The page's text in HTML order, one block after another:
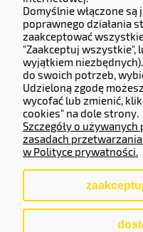
Adres do zwrotów i
Częstochowska 77, 62-800
Operator Płatności
Domyślnie włączone
poprawnego działania
zaakceptować
"Zaakceptuj wszystkie",
wyjątkiem
do swoich potrzeb,
Udzieloną zgodę
wycofać lub zmienić,
cookies" na dole strony.
Szczegóły o
zasadach
w Polityce prywatności.